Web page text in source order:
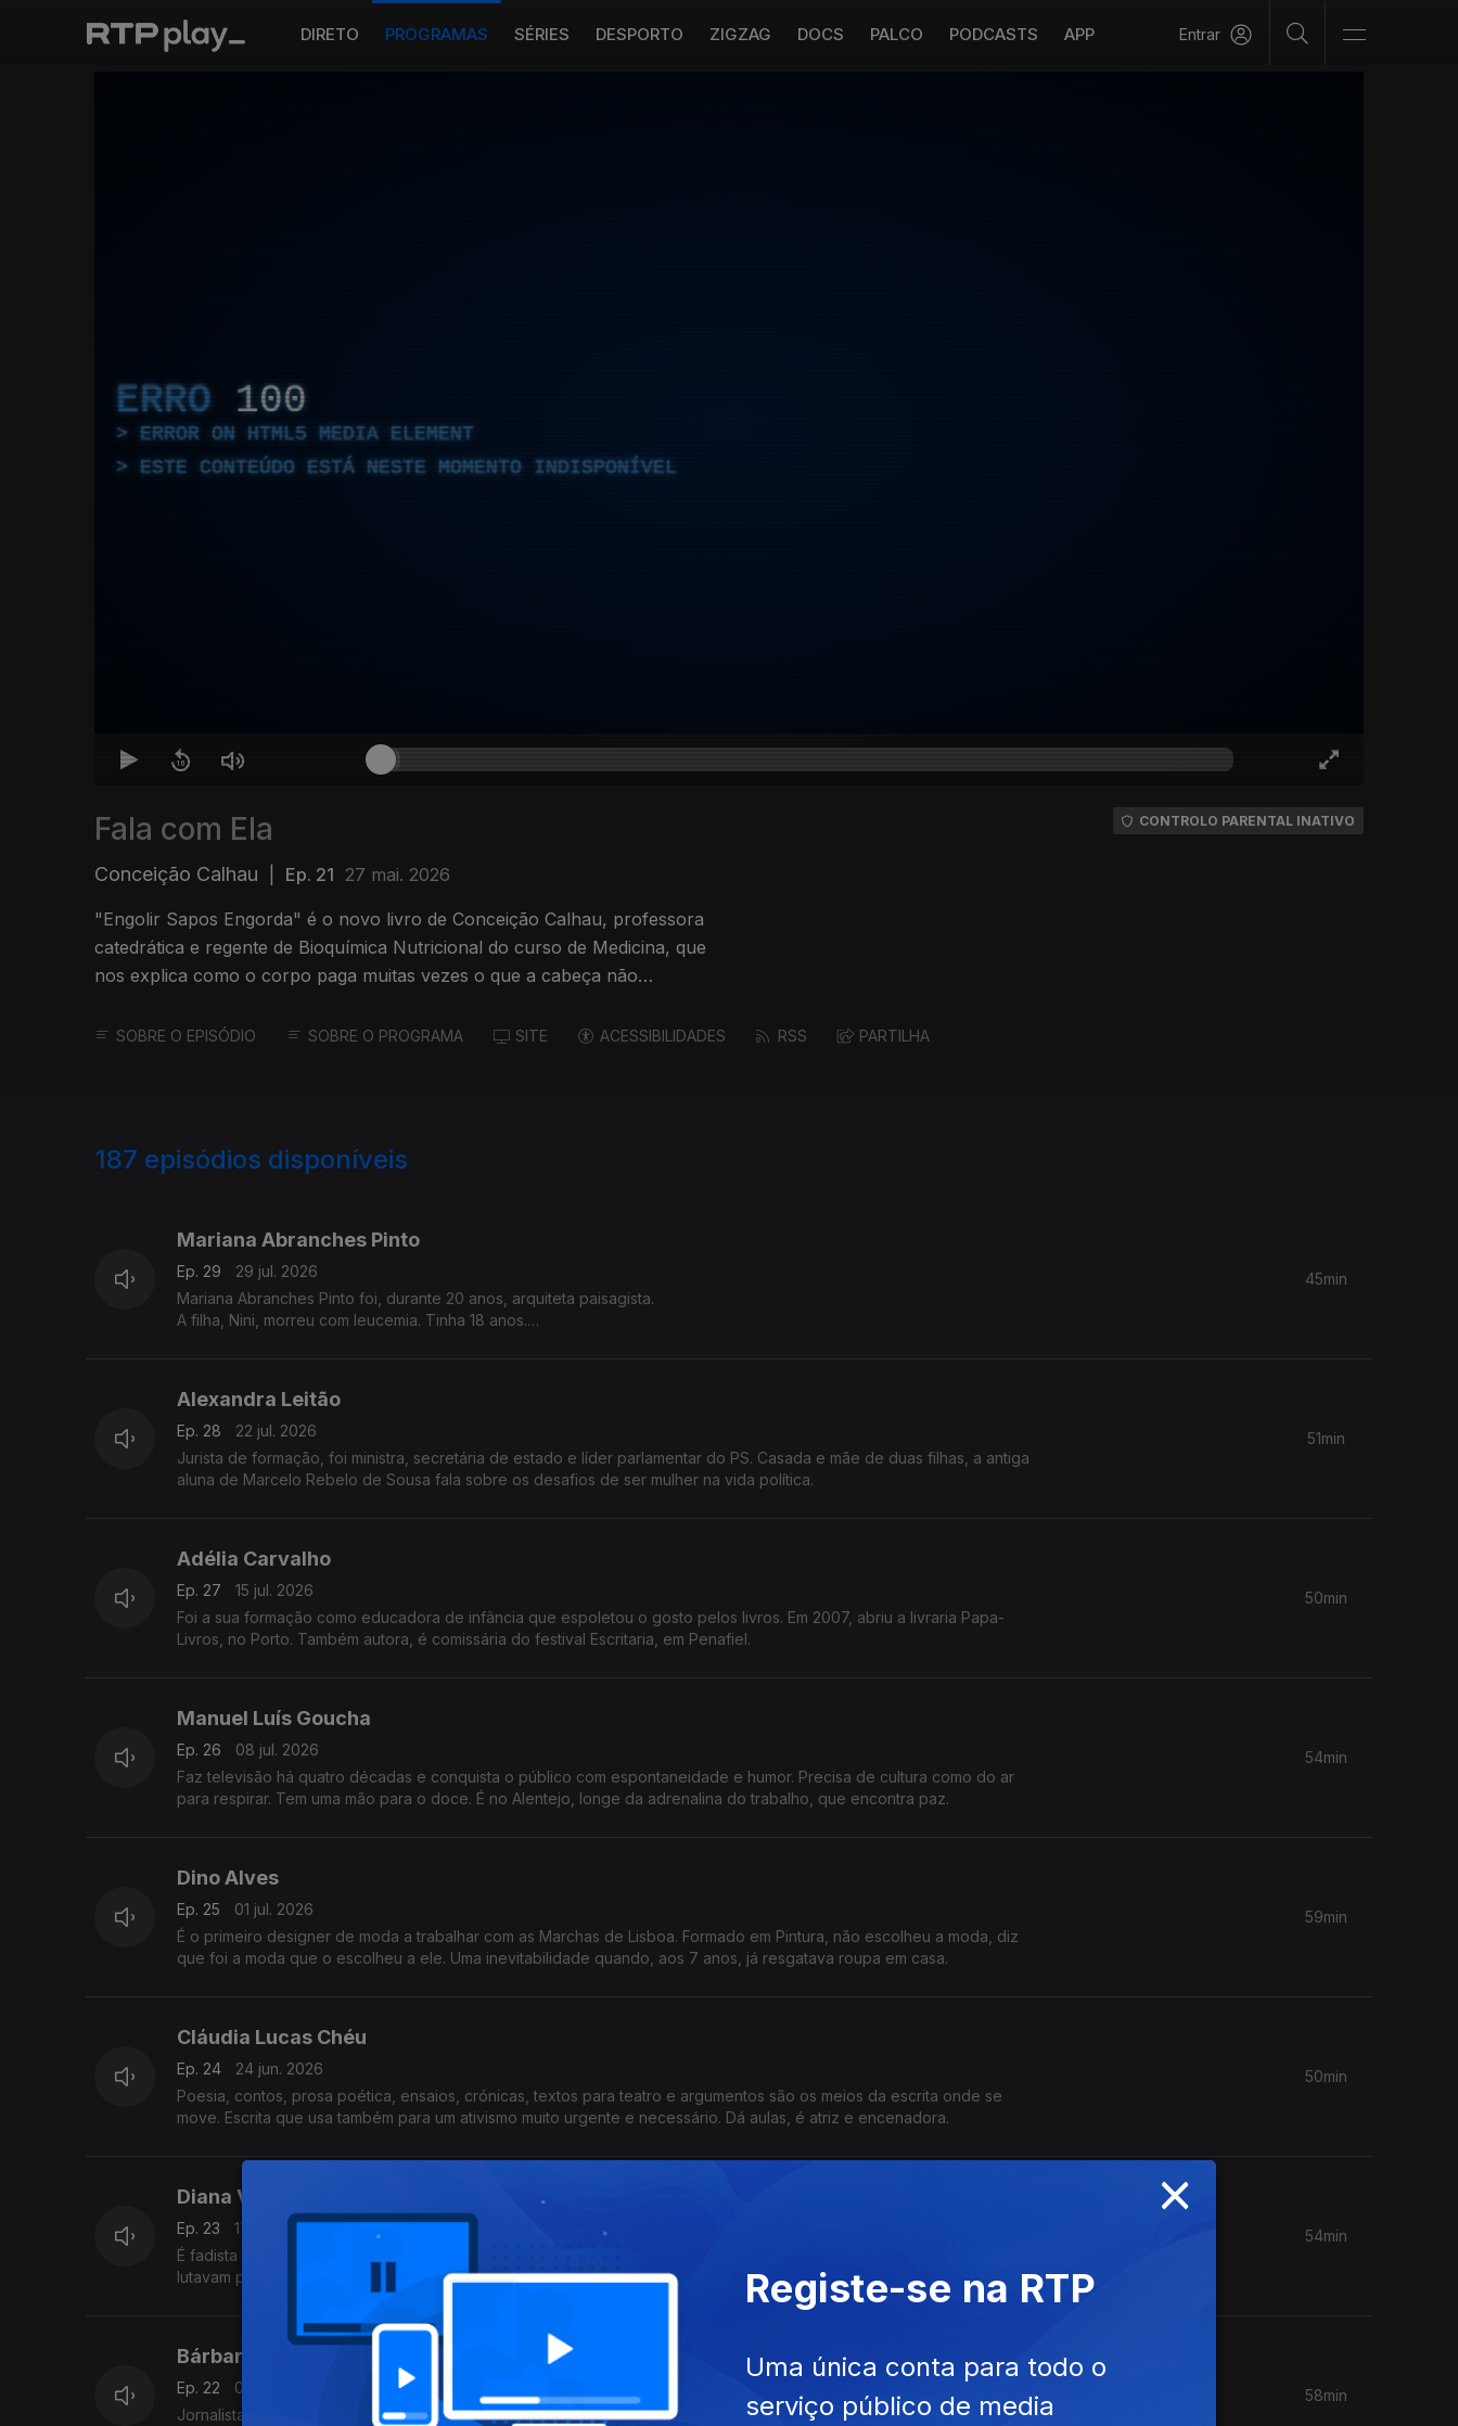
DIRETO PROGRAMAS SÉRIES DESPORTO ZIGZAG DOCS PALCO PODCASTS APP Entrar
ERRO 100
ERROR ON HTML5 MEDIA ELEMENT
ESTE CONTEÚDO ESTÁ NESTE MOMENTO INDISPONÍVEL
Fala com Ela
Conceição Calhau Ep. 21 27 mai. 2026
"Engolir Sapos Engorda" é o novo livro de Conceição Calhau, professora
catedrática e regente de Bioquímica Nutricional do curso de Medicina, que
nos explica como o corpo paga muitas vezes o que a cabeça não
CONTROLO PARENTAL INATIVO
SOBRE O EPISÓDIO SOBRE O PROGRAMA SITE ACESSIBILIDADES RSS PARTILHA
187 episódios disponíveis
Mariana Abranches Pinto
Ep. 29
29 jul. 2026
Mariana Abranches Pinto foi, durante 20 anos, arquiteta paisagista.
A filha, Nini, morreu com leucemia. Tinha 18 anos.
45min
Alexandra Leitão
Ep. 28
22 jul. 2026
Jurista de formação, foi ministra, secretária de estado e líder parlamentar do PS. Casada e mãe de duas filhas, a antiga
aluna de Marcelo Rebelo de Sousa fala sobre os desafios de ser mulher na vida política.
51min
Adélia Carvalho
Ep. 27
15 jul. 2026
Foi a sua formação como educadora de infância que espoletou o gosto pelos livros. Em 2007, abriu a livraria Papa-
Livros, no Porto. Também autora, é comissária do festival Escritaria, em Penafiel.
50min
Manuel Luís Goucha
Ep. 26
08 jul. 2026
Faz televisão há quatro décadas e conquista o público com espontaneidade e humor. Precisa de cultura como do ar
para respirar. Tem uma mão para o doce. É no Alentejo, longe da adrenalina do trabalho, que encontra paz.
54min
Dino Alves
Ep. 25
01 jul. 2026
É o primeiro designer de moda a trabalhar com as Marchas de Lisboa. Formado em Pintura, não escolheu a moda, diz
que foi a moda que o escolheu a ele. Uma inevitabilidade quando, aos 7 anos, já resgatava roupa em casa.
59min
Cláudia Lucas Chéu
Ep. 24
24 jun. 2026
Poesia, contos, prosa poética, ensaios, crónicas, textos para teatro e argumentos são os meios da escrita onde se
move. Escrita que usa também para um ativismo muito urgente e necessário. Dá aulas, é atriz e encenadora.
50min
Diana Vilarinho
Ep. 23
17 jun. 2026
É fadista e o seu novo trabalho, Uma Carta Escrita, inspirou-se na sua avó e nas mulheres que, há poucas décadas,
lutavam pela sobrevivência. Vive no Alentejo, canta em casas de fado e a maternidade mudou-a.
54min
Bárbara Reis
Ep. 22
03 jun. 2026
Jornalista e ex-diretora do Público, decidiu aos 17 anos que queria escrever. A profissão levou-a a cenários de guerra,
58min
×
Registe-se na RTP
Uma única conta para todo o
serviço público de media